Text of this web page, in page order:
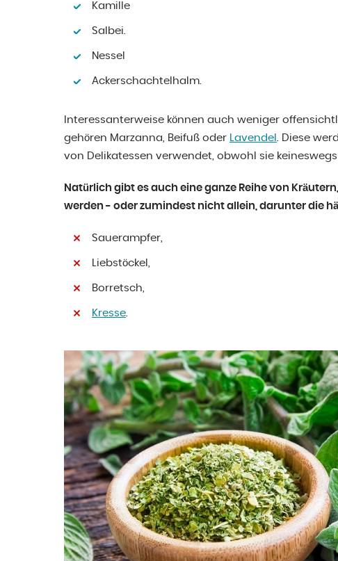
Kamille
Salbei.
Nessel
Ackerschachtelhalm.
Interessanterweise können auch weniger
gehören Marzanna, Beifuß oder Lavendel . Diese
von Delikatessen verwendet, obwohl sie
Natürlich gibt es auch eine ganze Reihe von
werden - oder zumindest nicht allein, darunter die
Sauerampfer,
Liebstöckel,
Borretsch,
Kresse.